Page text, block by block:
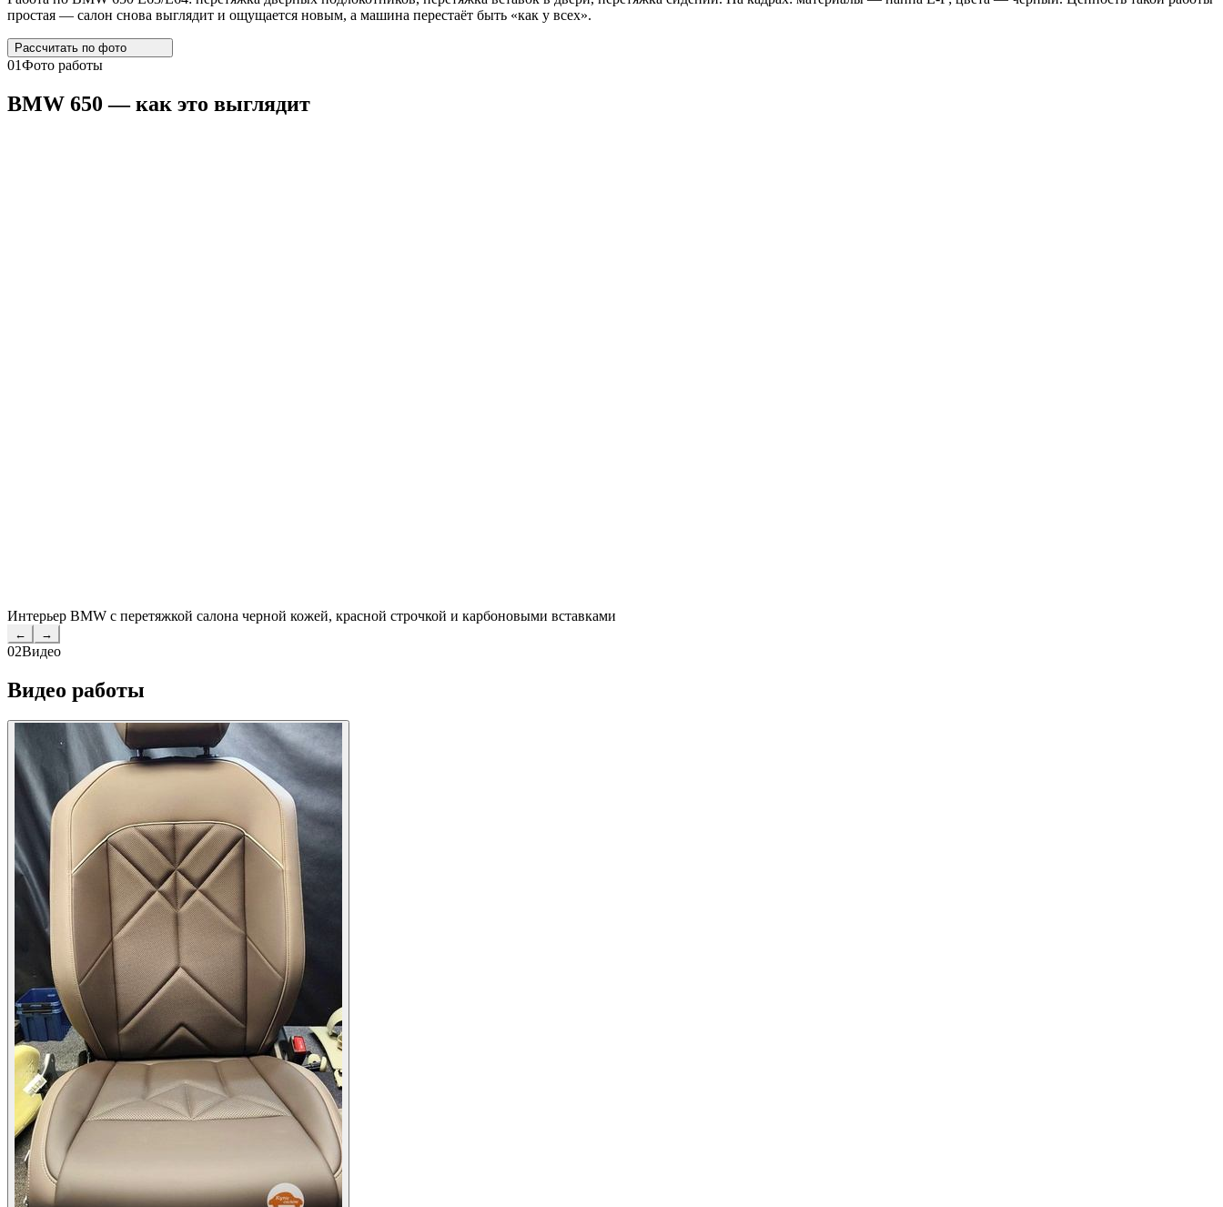
простая — салон снова выглядит и ощущается новым, а машина перестаёт быть «как у всех».
Рассчитать по фото
01Фото работы
BMW 650 — как это выглядит
Интерьер BMW с перетяжкой салона черной кожей, красной строчкой и карбоновыми вставками
← →
02Видео
Видео работы